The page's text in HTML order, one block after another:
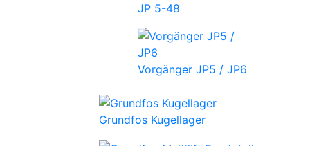
JP 5-48
Vorgänger JP5 / JP6
Grundfos Kugellager